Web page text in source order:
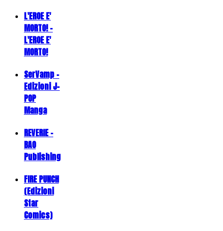
L'EROE E'
MORTO! -
L'EROE E'
MORTO!
SerVamp -
Edizioni J-
POP
Manga
REVERIE -
BAO
Publishing
FIRE PUNCH
(Edizioni
Star
Comics)